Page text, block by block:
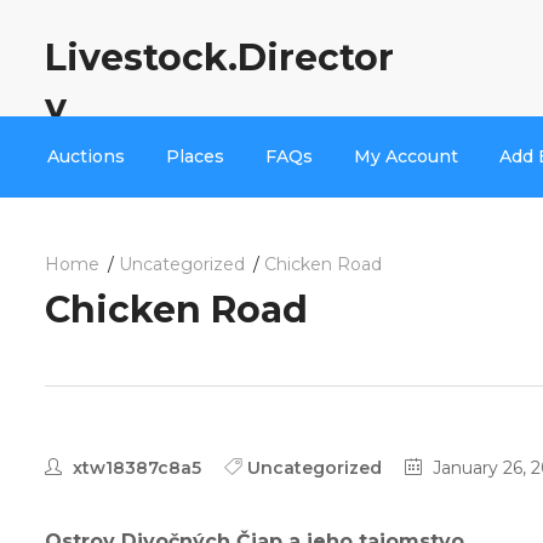
Livestock.Director
y
Auctions Places FAQs My Account Add
Home Uncategorized Chicken Road
Chicken Road
xtw18387c8a5 Uncategorized January 26,